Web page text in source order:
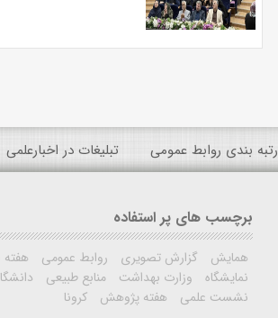
رتبه بندی روابط عمومی تبلیغات در اخبارعلمی
برچسب های پر استفاده
همایش گزارش تصویری روابط عمومی
نمایشگاه
وزارت بهداشت منابع طبیعی
نشست علمی
هفته پژوهش کرونا